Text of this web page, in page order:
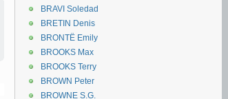
BRAVI Soledad
BRETIN Denis
BRONTË Emily
BROOKS Max
BROOKS Terry
BROWN Peter
BROWNE S.G.